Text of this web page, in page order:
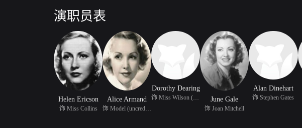
演职员表
Helen Ericson
饰 Miss Collins
Alice Armand
Dorothy Dearing
饰 Miss Wilson (uncredi June Gale
饰 Joan Mitchell
Alan Dinehart
饰 Stephen Gates